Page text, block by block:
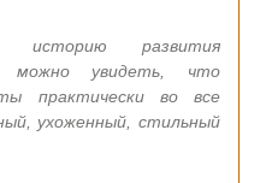
историю развития
можно увидеть, что
практически во все
ухоженный, стильный